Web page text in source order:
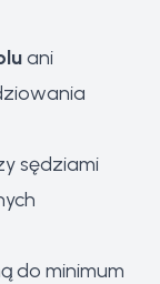
ani
sędziami
do minimum